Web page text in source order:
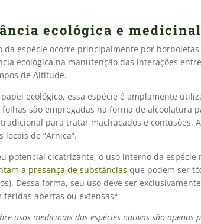
ecológica e medicinal
da espécie ocorre principalmente por
ecológica na manutenção das interações
de Altitude.
ecológico, essa espécie é amplamente
folhas são empregadas na forma de alcoolatura
para tratar machucados e contusões.
locais de “Arnica”.
potencial cicatrizante, o uso interno da espécie
a presença de substâncias que podem ser
Dessa forma, seu uso deve ser
feridas abertas ou extensas*
usos medicinais das espécies nativas são